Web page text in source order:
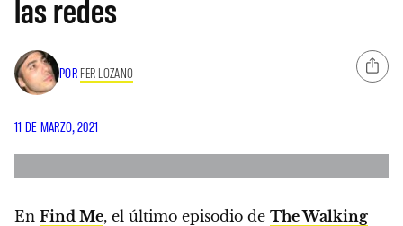
las redes
POR FER LOZANO
11 DE MARZO, 2021
En Find Me, el último episodio de The Walking